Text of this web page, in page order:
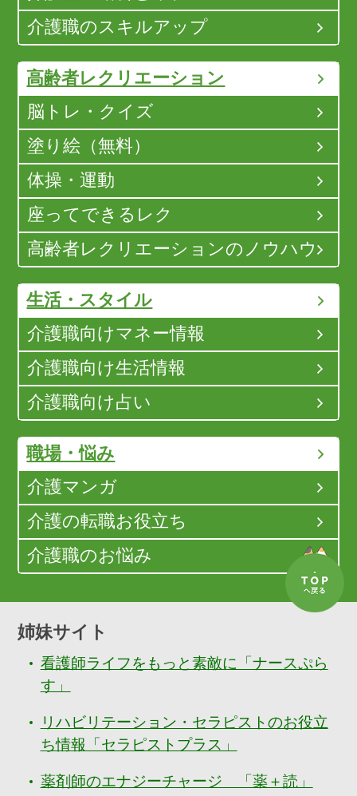
介護職のスキルアップ
高齢者レクリエーション
脳トレ・クイズ
塗り絵（無料）
体操・運動
座ってできるレク
高齢者レクリエーションのノウハウ
生活・スタイル
介護職向けマネー情報
介護職向け生活情報
介護職向け占い
職場・悩み
介護マンガ
介護の転職お役立ち
介護職のお悩み
姉妹サイト
看護師ライフをもっと素敵に「ナースぷら
す」
リハビリテーション・セラピストのお役立
ち情報「セラピストプラス」
薬剤師のエナジーチャージ 「薬＋読」